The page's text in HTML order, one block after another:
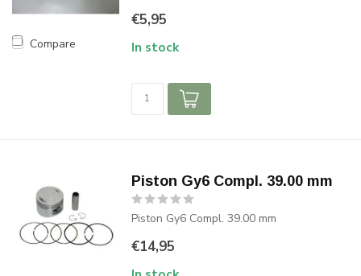
Compare
€5,95
In stock
Piston Gy6 Compl. 39.00 mm
Piston Gy6 Compl. 39.00 mm
€14,95